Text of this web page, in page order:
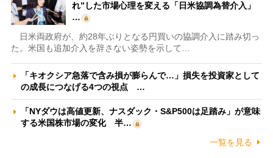
れ”した市場心理を変える「日米協調為替介入」
…
日米両政府が、約28年ぶりとなる円買いの協調介入に踏み切っ
た。米国も追加介入を辞さない姿勢を示して…
「キオクシア急落で含み損が膨らんで…」損失を投資家として
の成長につなげる4つの視点 …
「NYダウは高値更新、ナスダック・S&P500は足踏み」が意味
する米国株市場の変化 半…
一覧を見る